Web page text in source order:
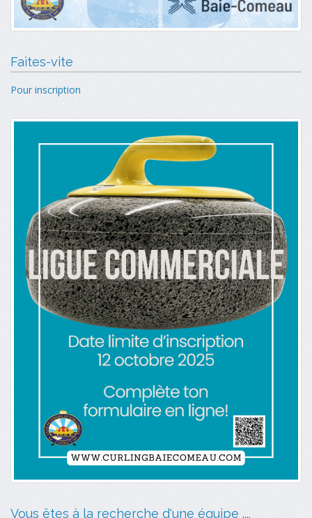
Faites-vite
Pour inscription
Vous êtes à la recherche d'une équipe ....